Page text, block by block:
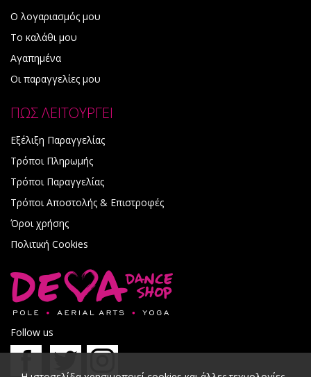
Ο λογαριασμός μου
Το καλάθι μου
Αγαπημένα
Οι παραγγελίες μου
ΠΩΣ ΛΕΙΤΟΥΡΓΕΙ
Εξέλιξη Παραγγελίας
Τρόποι Πληρωμής
Τρόποι Παραγγελίας
Τρόποι Αποστολής & Επιστροφές
Όροι χρήσης
Πολιτική Cookies
Follow us